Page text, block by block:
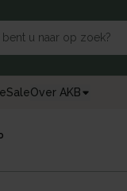
SaleOver AKB